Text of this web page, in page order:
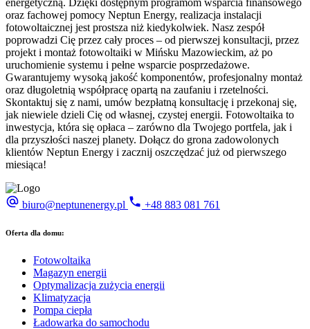
energetyczną. Dzięki dostępnym programom wsparcia finansowego
oraz fachowej pomocy Neptun Energy, realizacja instalacji
fotowoltaicznej jest prostsza niż kiedykolwiek. Nasz zespół
poprowadzi Cię przez cały proces – od pierwszej konsultacji, przez
projekt i montaż fotowoltaiki w Mińsku Mazowieckim, aż po
uruchomienie systemu i pełne wsparcie posprzedażowe.
Gwarantujemy wysoką jakość komponentów, profesjonalny montaż
oraz długoletnią współpracę opartą na zaufaniu i rzetelności.
Skontaktuj się z nami, umów bezpłatną konsultację i przekonaj się,
jak niewiele dzieli Cię od własnej, czystej energii. Fotowoltaika to
inwestycja, która się opłaca – zarówno dla Twojego portfela, jak i
dla przyszłości naszej planety. Dołącz do grona zadowolonych
klientów Neptun Energy i zacznij oszczędzać już od pierwszego
miesiąca!
biuro@neptunenergy.pl +48 883 081 761
Oferta dla domu:
Fotowoltaika
Magazyn energii
Optymalizacja zużycia energii
Klimatyzacja
Pompa ciepła
Ładowarka do samochodu